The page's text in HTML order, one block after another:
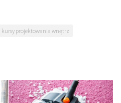
kursy projektowania wnętrz